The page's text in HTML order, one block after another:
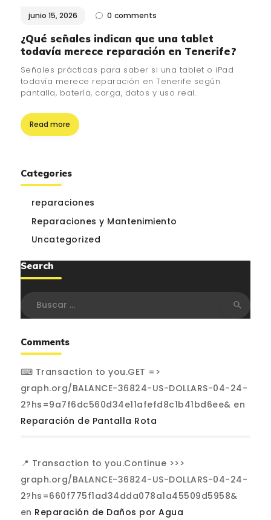
¿QUIÉNES SOMOS?
🔒 POLÍTICA DE
PRIVACIDAD
junio 15, 2026 0 comments
¿Qué señales indican que una tablet
todavía merece reparación en Tenerife?
Señales prácticas para saber si una tablet o iPad
todavía merece reparación en Tenerife según
pantalla, batería, carga, datos y uso real.
Read more
Categories
reparaciones
Reparaciones y Mantenimiento
Uncategorized
Search
Comments
⌨ Transaction to you.GET =>
graph.org/BALANCE-36824-US-DOLLARS-04-24-
2?hs=9a7f6dc560d34e11afefd8c1b41bd6ee& en
Reparación de Pantalla Rota
📍 Transaction to you.Continue >>>
graph.org/BALANCE-36824-US-DOLLARS-04-24-
2?hs=660f775f1ad34dda078a1a45509d5958&
en Reparación de Daños por Agua